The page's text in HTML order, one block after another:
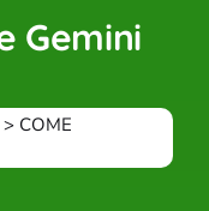
Gemini
> COME